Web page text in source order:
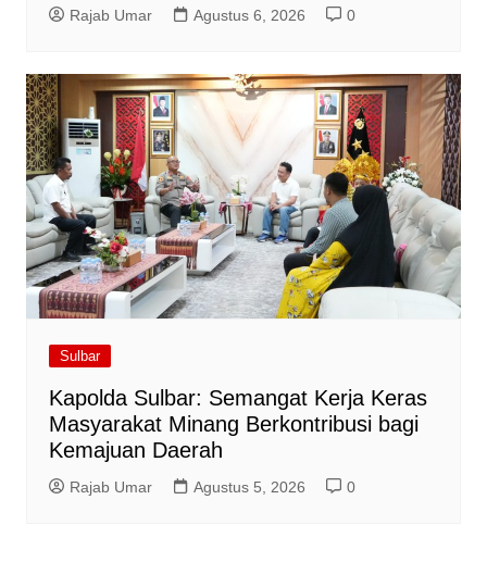
Rajab Umar Agustus 6, 2026 0
Sulbar
Kapolda Sulbar: Semangat Kerja Keras
Masyarakat Minang Berkontribusi bagi
Kemajuan Daerah
Rajab Umar Agustus 5, 2026 0